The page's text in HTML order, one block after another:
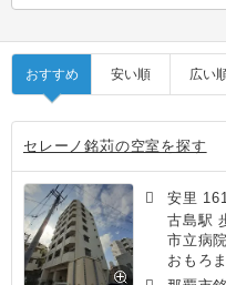
おすすめ 安い順 広い
セレーノ銘苅の空室を探す
安里
古島駅
市立病
おもろ